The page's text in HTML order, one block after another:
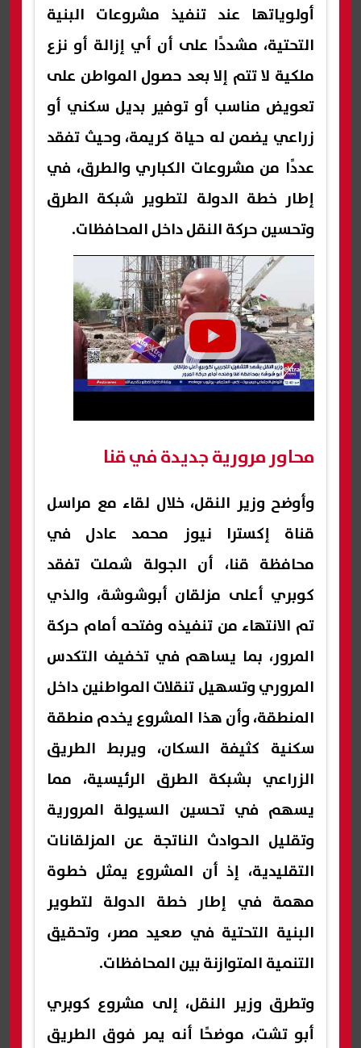
أولوياتها عند تنفيذ مشروعات البنية
التحتية، مشددًا على أن أي إزالة أو نزع
ملكية لا تتم إلا بعد حصول المواطن على
تعويض مناسب أو توفير بديل سكني أو
زراعي يضمن له حياة كريمة، وحيث تفقد
عددًا من مشروعات الكباري والطرق، في
إطار خطة الدولة لتطوير شبكة الطرق
وتحسين حركة النقل داخل المحافظات.
محاور مرورية جديدة في قنا
وأوضح وزير النقل، خلال لقاء مع مراسل
قناة إكسترا نيوز محمد عادل في
محافظة قنا، أن الجولة شملت تفقد
كوبري أعلى مزلقان أبوشوشة، والذي
تم الانتهاء من تنفيذه وفتحه أمام حركة
المرور، بما يساهم في تخفيف التكدس
المروري وتسهيل تنقلات المواطنين داخل
المنطقة، وأن هذا المشروع يخدم منطقة
سكنية كثيفة السكان، ويربط الطريق
الزراعي بشبكة الطرق الرئيسية، مما
يسهم في تحسين السيولة المرورية
وتقليل الحوادث الناتجة عن المزلقانات
التقليدية، إذ أن المشروع يمثل خطوة
مهمة في إطار خطة الدولة لتطوير
البنية التحتية في صعيد مصر، وتحقيق
التنمية المتوازنة بين المحافظات.
وتطرق وزير النقل، إلى مشروع كوبري
أبو تشت، موضحًا أنه يمر فوق الطريق